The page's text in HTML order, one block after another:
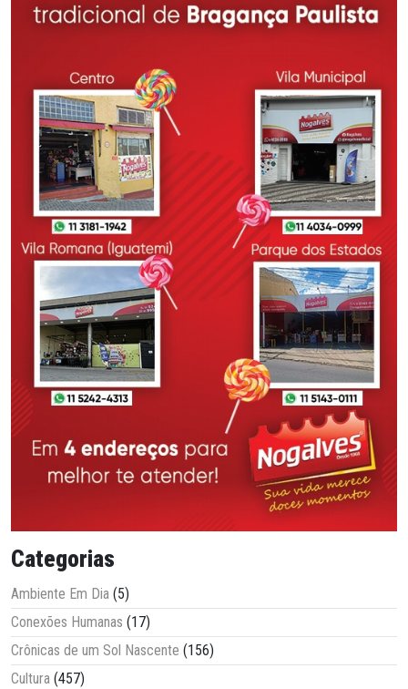
Categorias
Ambiente Em Dia (5)
Conexões Humanas (17)
Crônicas de um Sol Nascente (156)
Cultura (457)